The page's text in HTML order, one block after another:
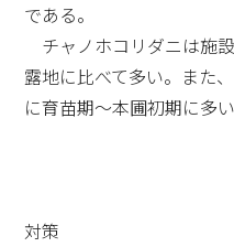
である。
チャノホコリダニは施
露地に比べて多い。また
に育苗期～本圃初期に多
対策